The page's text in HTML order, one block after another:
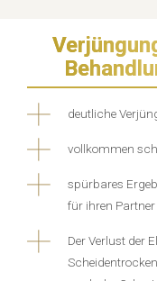
deutliche
vollkommen
spürbares
für ihren Partner
Der Verlust der